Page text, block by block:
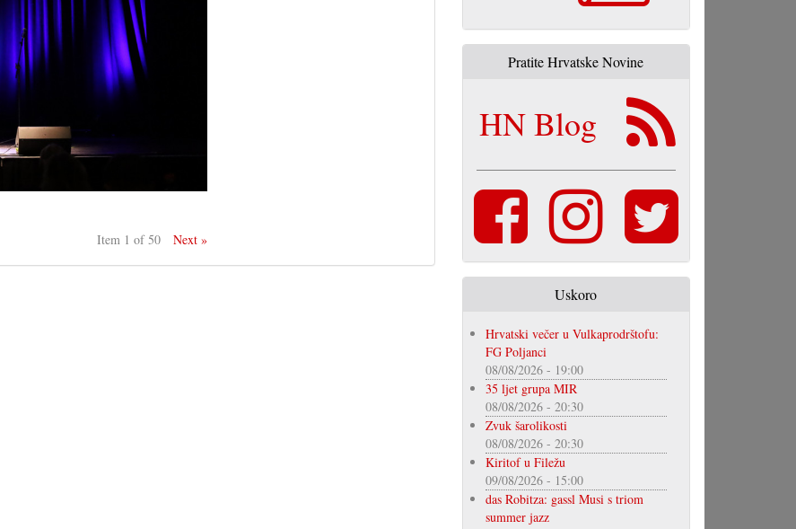
Item 1 of 50 Next »
Pratite Hrvatske Novine
HN Blog
Uskoro
Hrvatski večer u Vulkaprodrštofu:
FG Poljanci
08/08/2026 - 19:00
35 ljet grupa MIR
08/08/2026 - 20:30
Zvuk šarolikosti
08/08/2026 - 20:30
Kiritof u Filežu
09/08/2026 - 15:00
das Robitza: gassl Musi s triom
summer jazz